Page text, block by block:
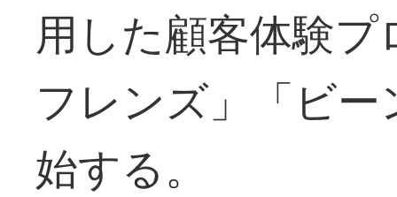
用した顧客体験
フレンズ」「ビ
始する。